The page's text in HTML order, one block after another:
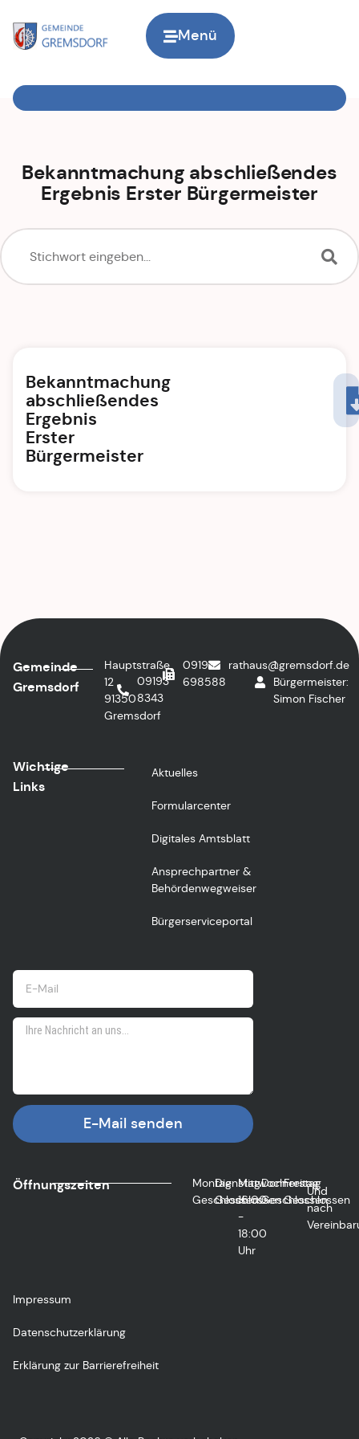
Menü
Bekanntmachung abschließendes
Ergebnis Erster Bürgermeister
Bekanntmachung
abschließendes
Ergebnis
Erster
Bürgermeister
Gemeinde
Gremsdorf
Hauptstraße
12
91350
Gremsdorf
09193
8343
09193
698588
rathaus@gremsdorf.de
1.
Bürgermeister:
Simon Fischer
Wichtige
Links
Aktuelles
Formularcenter
Digitales Amtsblatt
Ansprechpartner &
Behördenwegweiser
Bürgerserviceportal
E-Mail senden
Öffnungszeiten
Montag
Geschlossen
Dienstag
Geschlossen
Mittwoch
16:00
-
18:00
Uhr
Donnerstag
Geschlossen
Freitag
Geschlossen
Und
nach
Impressum
Datenschutzerklärung
Erklärung zur Barrierefreiheit